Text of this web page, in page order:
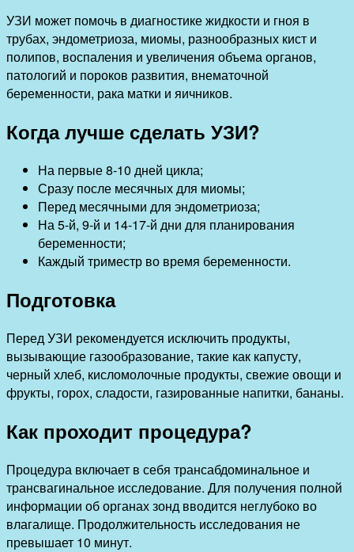
УЗИ может помочь в диагностике жидкости и гноя в
трубах, эндометриоза, миомы, разнообразных кист и
полипов, воспаления и увеличения объема органов,
патологий и пороков развития, внематочной
беременности, рака матки и яичников.
Когда лучше сделать УЗИ?
На первые 8-10 дней цикла;
Сразу после месячных для миомы;
Перед месячными для эндометриоза;
На 5-й, 9-й и 14-17-й дни для планирования
беременности;
Каждый триместр во время беременности.
Подготовка
Перед УЗИ рекомендуется исключить продукты,
вызывающие газообразование, такие как капусту,
черный хлеб, кисломолочные продукты, свежие овощи и
фрукты, горох, сладости, газированные напитки, бананы.
Как проходит процедура?
Процедура включает в себя трансабдоминальное и
трансвагинальное исследование. Для получения полной
информации об органах зонд вводится неглубоко во
влагалище. Продолжительность исследования не
превышает 10 минут.